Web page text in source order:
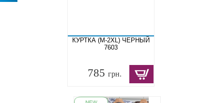
КУРТКА (M-2XL) ЧЕРНЫЙ
7603
785 грн.